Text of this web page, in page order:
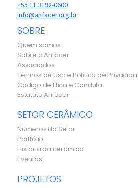
+55 11 3192-0600
info@anfacer.org.br
SOBRE
Quem somos
Sobre a Anfacer
Associados
Termos de Uso e Política de
Código de Ética e Conduta
Estatuto Anfacer
SETOR CERÂMICO
Números do Setor
Portfólio
História da cerâmica
Eventos
PROJETOS